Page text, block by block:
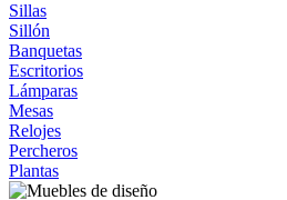
Sillas
Sillón
Banquetas
Escritorios
Lámparas
Mesas
Relojes
Percheros
Plantas